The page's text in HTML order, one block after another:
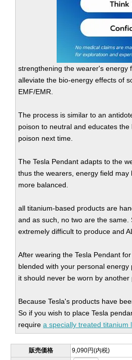
strengthening the wearer's energy
alleviate the bio-energy effects of
EMF/EMR.
The process is similar to an
poison to neutral and educates
poison next time.
The Tesla Pendant adapts to the
thus the wearers, energy field may
more balanced.
all titanium-based products are
and as such, no two are the
extremely difficult to produce and
After wearing the Tesla Pendant
blended with your personal
it should never be worn by another
Because Tesla's products have
So if you wish to place Tesla
require a specially treated titanium
販売価格 9,090円(内税)